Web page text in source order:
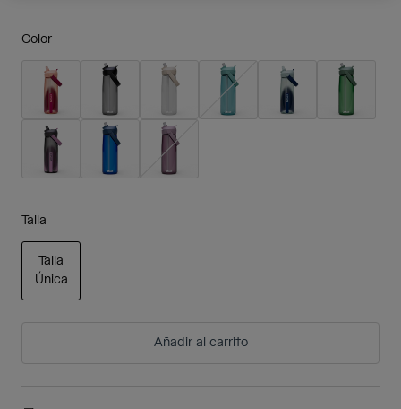
Color -
Talla
Talla
Única
Añadir al carrito